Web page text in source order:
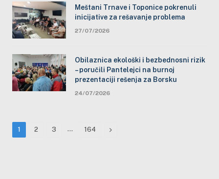
Meštani Trnave i Toponice pokrenuli
inicijative za rešavanje problema
27/07/2026
Obilaznica ekološki i bezbednosni rizik
– poručili Pantelejci na burnoj
prezentaciji rešenja za Borsku
24/07/2026
1 2 3 … 164 Next